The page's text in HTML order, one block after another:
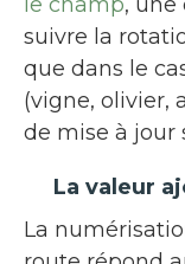
suivre la
que dans le
(vigne, olivier,
de mise à jour
La valeur
La